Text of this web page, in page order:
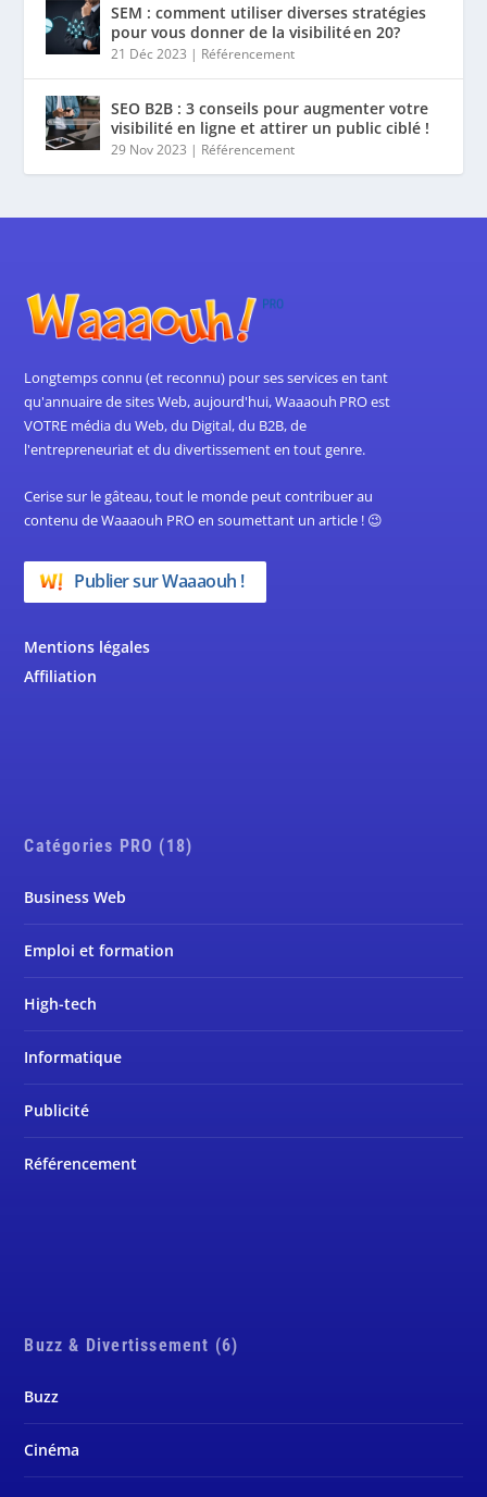
SEM : comment utiliser diverses stratégies
pour vous donner de la visibilité en 20?
21 Déc 2023 | Référencement
SEO B2B : 3 conseils pour augmenter votre
visibilité en ligne et attirer un public ciblé !
29 Nov 2023 | Référencement
Longtemps connu (et reconnu) pour ses services en tant
qu'annuaire de sites Web, aujourd'hui, Waaaouh PRO est
VOTRE média du Web, du Digital, du B2B, de
l'entrepreneuriat et du divertissement en tout genre.
Cerise sur le gâteau, tout le monde peut contribuer au
contenu de Waaaouh PRO en soumettant un article ! 😉
Publier sur Waaaouh !
Mentions légales
Affiliation
Catégories PRO (18)
Business Web
Emploi et formation
High-tech
Informatique
Publicité
Référencement
Buzz & Divertissement (6)
Buzz
Cinéma